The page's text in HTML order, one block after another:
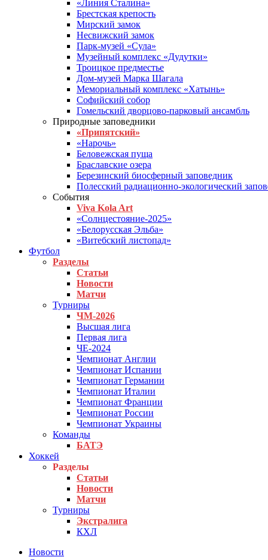
«Линия Сталина»
Брестская крепость
Мирский замок
Несвижский замок
Парк-музей «Сула»
Музейный комплекс «Дудутки»
Троицкое предместье
Дом-музей Марка Шагала
Мемориальный комплекс «Хатынь»
Софийский собор
Гомельский дворцово-парковый ансамбль
Природные заповедники
«Припятский»
«Нарочь»
Беловежская пуща
Браславские озера
Березинский биосферный заповедник
Полесский радиационно-экологический
События
Viva Kola Art
«Солнцестояние-2025»
«Белорусская Эльба»
«Витебский листопад»
Футбол
Разделы
Статьи
Новости
Матчи
Турниры
ЧМ-2026
Высшая лига
Первая лига
ЧЕ-2024
Чемпионат Англии
Чемпионат Испании
Чемпионат Германии
Чемпионат Италии
Чемпионат Франции
Чемпионат России
Чемпионат Украины
Команды
БАТЭ
Хоккей
Разделы
Статьи
Новости
Матчи
Турниры
Экстралига
КХЛ
Новости